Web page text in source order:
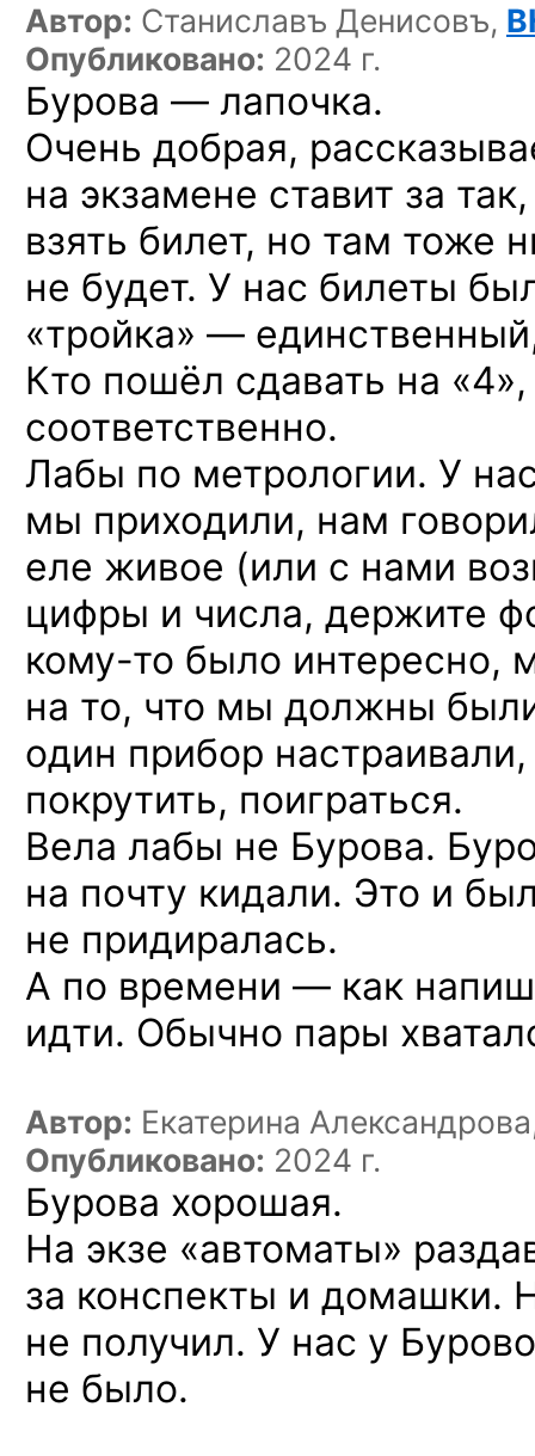
Автор: Станиславъ Денисовъ,
Опубликовано: 2024 г.
Бурова — лапочка.
Очень добрая,
на экзамене ставит за
взять билет, но там тоже
не будет. У нас билеты
«тройка» —
Кто пошёл сдавать на
соответственно.
Лабы по метрологии. У
мы приходили, нам
еле живое (или с нами
цифры и числа, держите
кому-то было интересно,
на то, что мы должны
один прибор
покрутить, поиграться.
Вела лабы не Бурова.
на почту кидали. Это и
не придиралась.
А по времени — как
идти. Обычно пары
Автор: Екатерина
Опубликовано: 2024 г.
Бурова хорошая.
На экзе «автоматы»
за конспекты и домашки.
не получил. У нас у
не было.